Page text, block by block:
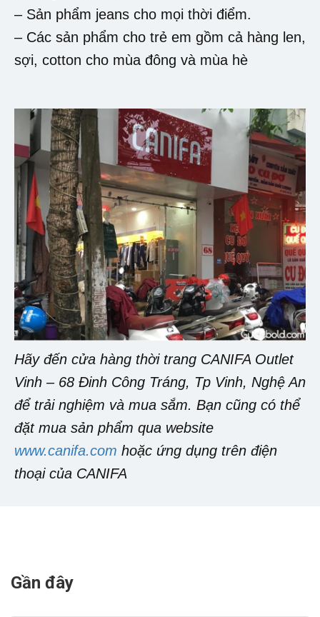
– Sản phẩm jeans cho mọi thời điểm.
– Các sản phẩm cho trẻ em gồm cả hàng len,
sợi, cotton cho mùa đông và mùa hè
Hãy đến cửa hàng thời trang CANIFA Outlet
Vinh – 68 Đinh Công Tráng, Tp Vinh, Nghệ An
để trải nghiệm và mua sắm. Bạn cũng có thể
đặt mua sản phẩm qua website
www.canifa.com hoặc ứng dụng trên điện
thoại của CANIFA
Gần đây